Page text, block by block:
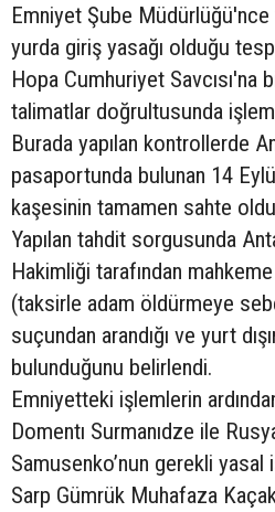
Emniyet Şube Müdürlüğü'nce
yurda giriş yasağı olduğu
Hopa Cumhuriyet Savcısı'na
talimatlar doğrultusunda işlem
Burada yapılan kontrollerde
pasaportunda bulunan 14
kaşesinin tamamen sahte
Yapılan tahdit sorgusunda
Hakimliği tarafından
(taksirle adam öldürmeye
suçundan arandığı ve yurt
bulunduğunu belirlendi.
Emniyetteki işlemlerin
Domentı Surmanıdze ile
Samusenko’nun gerekli yasal
Sarp Gümrük Muhafaza